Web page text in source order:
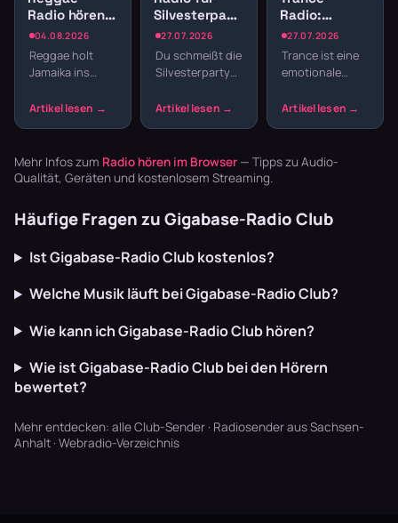
04.08.2026
Radio hören:
Jamaican
Vibes und
Dancehall
Reggae holt
Jamaika ins
Der entspannte
die Texte
schaffen U…
27.07.2026
Silvesterparty:
Die besten
Sender für
den
Jahreswechsel
Du schmeißt die
Silvesterparty
den ganzen
basteln? Radio
läuft dur…
27.07.2026
Radio:
Melodischer
elektronischer
Sound für
Trance ist eine
emotionale
Build-ups,
dich mitreißen.
Mehr Infos zum Radio hören im Browser — Tipps zu Audio-
Qualität, Geräten und kostenlosem Streaming.
Häufige Fragen zu Gigabase-Radio Club
Ist Gigabase-Radio Club kostenlos?
Welche Musik läuft bei Gigabase-Radio Club?
Wie kann ich Gigabase-Radio Club hören?
Wie ist Gigabase-Radio Club bei den Hörern
bewertet?
Mehr entdecken: alle Club-Sender · Radiosender aus Sachsen-
Anhalt · Webradio-Verzeichnis